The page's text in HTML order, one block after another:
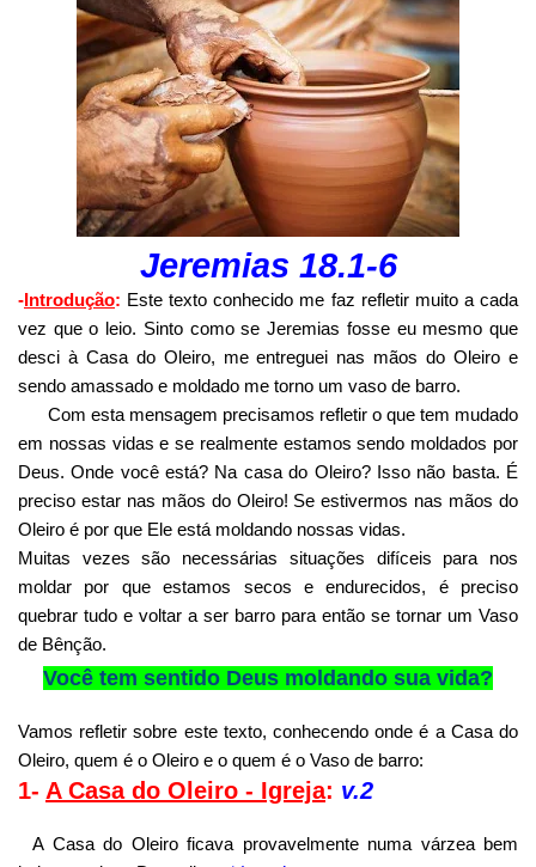
Jeremias 18.1-6
-Introdução: Este texto conhecido me faz refletir muito a cada
vez que o leio. Sinto como se Jeremias fosse eu mesmo que
desci à Casa do Oleiro, me entreguei nas mãos do Oleiro e
sendo amassado e moldado me torno um vaso de barro.
Com esta mensagem precisamos refletir o que tem mudado
em nossas vidas e se realmente estamos sendo moldados por
Deus. Onde você está? Na casa do Oleiro? Isso não basta. É
preciso estar nas mãos do Oleiro! Se estivermos nas mãos do
Oleiro é por que Ele está moldando nossas vidas.
Muitas vezes são necessárias situações difíceis para nos
moldar por que estamos secos e endurecidos, é preciso
quebrar tudo e voltar a ser barro para então se tornar um Vaso
de Bênção.
Você tem sentido Deus moldando sua vida?
Vamos refletir sobre este texto, conhecendo onde é a Casa do
Oleiro, quem é o Oleiro e o quem é o Vaso de barro:
1- A Casa do Oleiro - Igreja: v.2
A Casa do Oleiro ficava provavelmente numa várzea bem